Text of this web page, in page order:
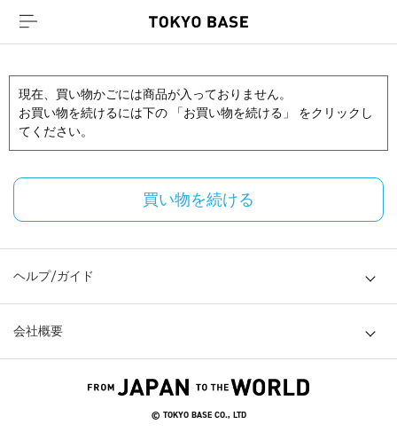
現在、買い物かごには商品が入っておりません。
お買い物を続けるには下の 「お買い物を続ける」 をクリックし
てください。
買い物を続ける
ヘルプ/ガイド
会社概要
© TOKYO BASE CO., LTD